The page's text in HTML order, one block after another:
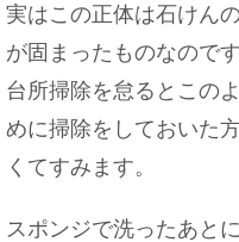
猫と人間の
意点！
実はこの正体は石けん
が固まったものなのです
台所掃除を怠るとこの
めに掃除をしておいた
くてすみます。
スポンジで洗ったあと